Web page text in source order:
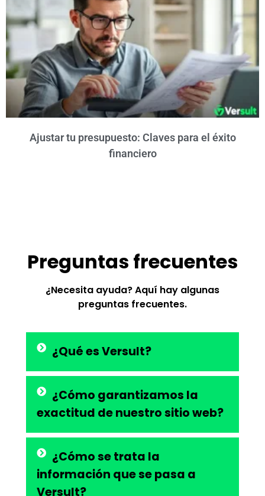
Ajustar tu presupuesto: Claves para el éxito
financiero
Preguntas frecuentes
¿Necesita ayuda? Aquí hay algunas
preguntas frecuentes.
¿Qué es Versult?
¿Cómo garantizamos la
exactitud de nuestro sitio web?
¿Cómo se trata la
información que se pasa a
Versult?